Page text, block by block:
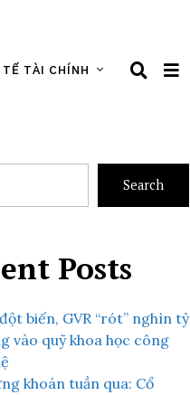
TẾ TÀI CHÍNH
Search
Posts
biến, GVR “rót” nghìn tỷ
vào quỹ khoa học công
khoán tuần qua: Cổ